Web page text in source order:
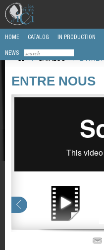
HOME CATALOG IN PRODUCTION
NEWS
/
CATALOG / ENTRE
ENTRE NOUS